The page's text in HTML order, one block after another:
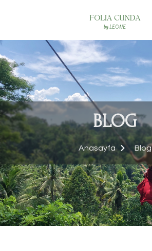
BLOG
Anasayfa Blog